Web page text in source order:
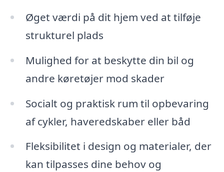
Øget værdi på dit hjem ved at tilføje
strukturel plads
Mulighed for at beskytte din bil og
andre køretøjer mod skader
Socialt og praktisk rum til opbevaring
af cykler, haveredskaber eller båd
Fleksibilitet i design og materialer, der
kan tilpasses dine behov og